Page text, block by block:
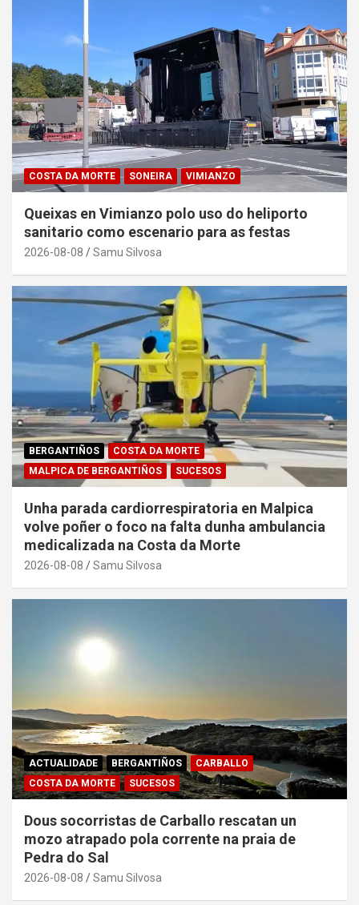
COSTA DA MORTE SONEIRA VIMIANZO
Queixas en Vimianzo polo uso do heliporto
sanitario como escenario para as festas
2026-08-08 Samu Silvosa
BERGANTIÑOS
COSTA DA MORTE
MALPICA DE BERGANTIÑOS
SUCESOS
Unha parada cardiorrespiratoria en Malpica
volve poñer o foco na falta dunha ambulancia
medicalizada na Costa da Morte
2026-08-08 Samu Silvosa
ACTUALIDADE BERGANTIÑOS
CARBALLO
COSTA DA MORTE
SUCESOS
Dous socorristas de Carballo rescatan un
mozo atrapado pola corrente na praia de
Pedra do Sal
2026-08-08 Samu Silvosa